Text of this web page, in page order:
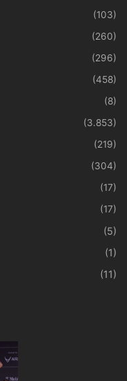
(103)
(260)
(296)
(458)
(8)
(3.853)
(219)
(304)
(17)
(17)
(5)
(1)
(11)